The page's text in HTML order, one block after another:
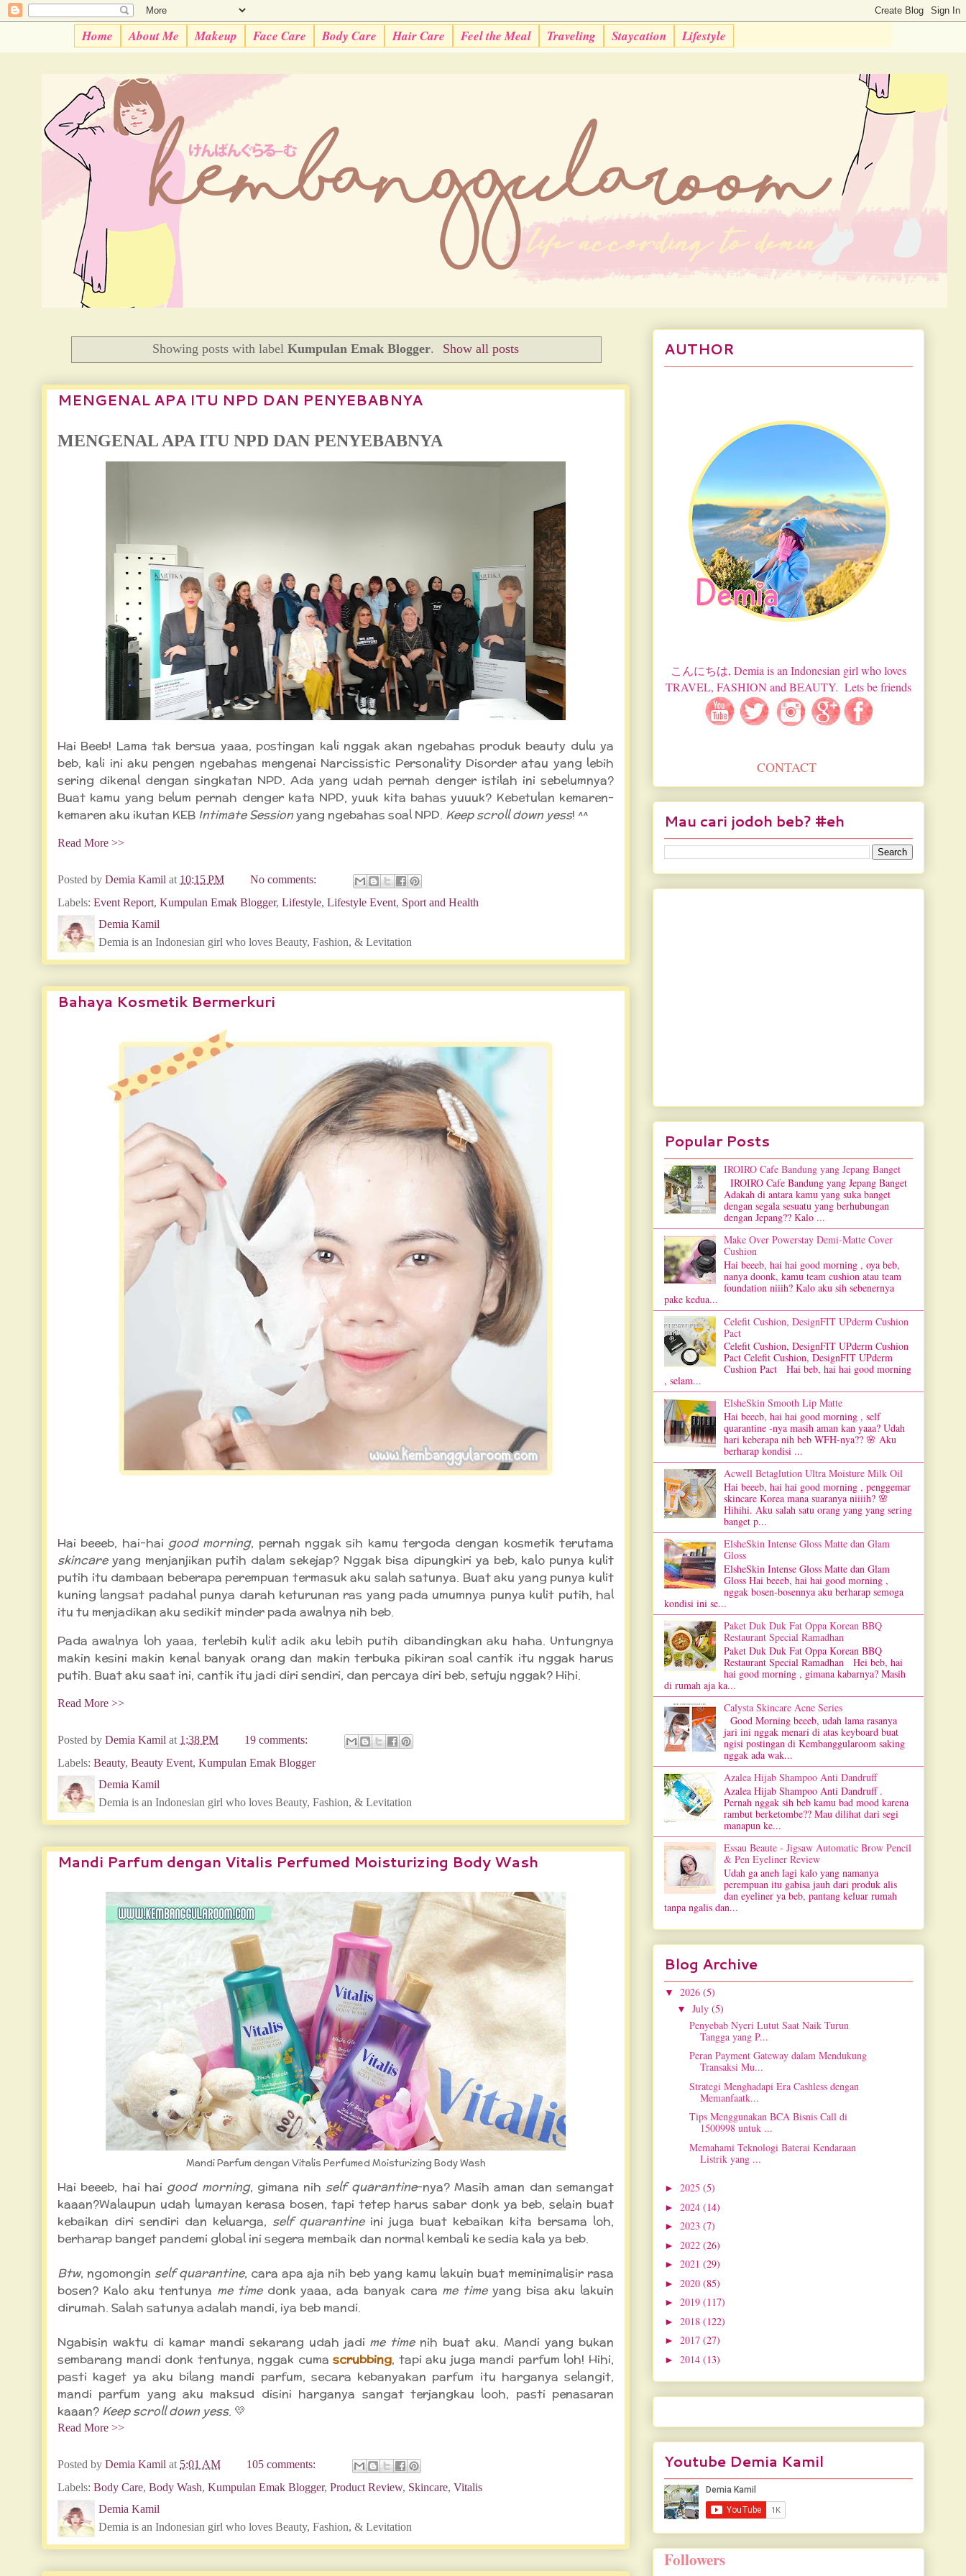
Home About Me Makeup Face Care Body Care Hair Care Feel the Meal Traveling Staycation Lifestyle
Showing posts with label Kumpulan Emak Blogger. Show all posts
MENGENAL APA ITU NPD DAN PENYEBABNYA
MENGENAL APA ITU NPD DAN PENYEBABNYA
Hai Beeb! Lama tak bersua yaaa, postingan kali nggak akan ngebahas produk beauty dulu ya
beb, kali ini aku pengen ngebahas mengenai Narcissistic Personality Disorder atau yang lebih
sering dikenal dengan singkatan NPD. Ada yang udah pernah denger istilah ini sebelumnya?
Buat kamu yang belum pernah denger kata NPD, yuuk kita bahas yuuuk? Kebetulan kemaren-
kemaren aku ikutan KEB Intimate Sessionyang ngebahas soal NPD. Keep scroll down yess! ^^
Read More >>
Posted by Demia Kamil at 10:15 PM
No comments:
Labels: Event Report, Kumpulan Emak Blogger, Lifestyle, Lifestyle Event, Sport and Health
Demia Kamil
Demia is an Indonesian girl who loves Beauty, Fashion, & Levitation
Bahaya Kosmetik Bermerkuri
Hai beeeb, hai-hai good morning, pernah nggak sih kamu tergoda dengan kosmetik terutama
skincare yang menjanjikan putih dalam sekejap? Nggak bisa dipungkiri ya beb, kalo punya kulit
putih itu dambaan beberapa perempuan termasuk aku salah satunya. Buat aku yang punya kulit
kuning langsat padahal punya darah keturunan ras yang pada umumnya punya kulit putih, hal
itu tu menjadikan aku sedikit minder pada awalnya nih beb.
Pada awalnya loh yaaa, terlebih kulit adik aku lebih putih dibandingkan aku haha. Untungnya
makin kesini makin kenal banyak orang dan makin terbuka pikiran soal cantik itu nggak harus
putih. Buat aku saat ini, cantik itu jadi diri sendiri, dan percaya diri beb, setuju nggak? Hihi.
Read More >>
Posted by Demia Kamil at 1:38 PM
19 comments:
Labels: Beauty, Beauty Event, Kumpulan Emak Blogger
Demia Kamil
Demia is an Indonesian girl who loves Beauty, Fashion, & Levitation
Mandi Parfum dengan Vitalis Perfumed Moisturizing Body Wash
Mandi Parfum dengan Vitalis Perfumed Moisturizing Body Wash
Hai beeeb, hai hai good morning, gimana nihself quarantine-nya? Masih aman dan semangat
kaaan?Walaupun udah lumayan kerasa bosen, tapi tetep harus sabar donk ya beb, selain buat
kebaikan diri sendiri dan keluarga, self quarantineini juga buat kebaikan kita bersama loh,
berharap banget pandemi global ini segera membaik dan normal kembali ke sedia kala ya beb.
Btw, ngomongin self quarantine, cara apa aja nih beb yang kamu lakuin buat meminimalisir rasa
bosen? Kalo aku tentunya me timedonk yaaa, ada banyak cara me time yang bisa aku lakuin
dirumah. Salah satunya adalah mandi, iya beb mandi.
Ngabisin waktu di kamar mandi sekarang udah jadi me timenih buat aku. Mandi yang bukan
sembarang mandi donk tentunya, nggak cumascrubbing, tapi aku juga mandi parfum loh! Hihi,
pasti kaget ya aku bilang mandi parfum, secara kebanyakan parfum itu harganya selangit,
mandi parfum yang aku maksud disini harganya sangat terjangkau looh, pasti penasaran
kaaan? Keep scroll down yess. 💛
Read More >>
Posted by Demia Kamil at 5:01 AM
105 comments:
Labels: Body Care, Body Wash, Kumpulan Emak Blogger, Product Review, Skincare, Vitalis
Demia Kamil
Demia is an Indonesian girl who loves Beauty, Fashion, & Levitation
AUTHOR
こんにちは, Demia is an Indonesian girl who loves
TRAVEL, FASHION and BEAUTY. Lets be friends
CONTACT
Mau cari jodoh beb? #eh
Popular Posts
IROIRO Cafe Bandung yang Jepang Banget
IROIRO Cafe Bandung yang Jepang Banget
Adakah di antara kamu yang suka banget
dengan segala sesuatu yang berhubungan
dengan Jepang?? Kalo ...
Make Over Powerstay Demi-Matte Cover
Cushion
Hai beeeb, hai hai good morning , oya beb,
nanya doonk, kamu team cushion atau team
foundation niiih? Kalo aku sih sebenernya
pake kedua...
Celefit Cushion, DesignFIT UPderm Cushion
Pact
Celefit Cushion, DesignFIT UPderm Cushion
Pact Celefit Cushion, DesignFIT UPderm
Cushion Pact Hai beb, hai hai good morning
, selam...
ElsheSkin Smooth Lip Matte
Hai beeeb, hai hai good morning , self
quarantine -nya masih aman kan yaaa? Udah
hari keberapa nih beb WFH-nya?? 🌸 Aku
berharap kondisi ...
Acwell Betaglution Ultra Moisture Milk Oil
Hai beeeb, hai hai good morning , penggemar
skincare Korea mana suaranya niiiih? 🌸
Hihihi. Aku salah satu orang yang yang sering
banget p...
ElsheSkin Intense Gloss Matte dan Glam
Gloss
ElsheSkin Intense Gloss Matte dan Glam
Gloss Hai beeeb, hai hai good morning ,
nggak bosen-bosennya aku berharap semoga
kondisi ini se...
Paket Duk Duk Fat Oppa Korean BBQ
Restaurant Special Ramadhan
Paket Duk Duk Fat Oppa Korean BBQ
Restaurant Special Ramadhan Hei beb, hai
hai good morning , gimana kabarnya? Masih
di rumah aja ka...
Calysta Skincare Acne Series
Good Morning beeeb, udah lama rasanya
jari ini nggak menari di atas keyboard buat
ngisi postingan di Kembanggularoom saking
nggak ada wak...
Azalea Hijab Shampoo Anti Dandruff
Azalea Hijab Shampoo Anti Dandruff .
Pernah nggak sih beb kamu bad mood karena
rambut berketombe?? Mau dilihat dari segi
manapun ke...
Essau Beaute - Jigsaw Automatic Brow Pencil
& Pen Eyeliner Review
Udah ga aneh lagi kalo yang namanya
perempuan itu gabisa jauh dari produk alis
dan eyeliner ya beb, pantang keluar rumah
tanpa ngalis dan...
Blog Archive
▼ 2026 (5)
▼ July (5)
Penyebab Nyeri Lutut Saat Naik Turun
Tangga yang P...
Peran Payment Gateway dalam Mendukung
Transaksi Mu...
Strategi Menghadapi Era Cashless dengan
Memanfaatk...
Tips Menggunakan BCA Bisnis Call di
1500998 untuk ...
Memahami Teknologi Baterai Kendaraan
Listrik yang ...
► 2025 (5)
► 2024 (14)
► 2023 (7)
► 2022 (26)
► 2021 (29)
► 2020 (85)
► 2019 (117)
► 2018 (122)
► 2017 (27)
► 2014 (13)
Youtube Demia Kamil
Followers